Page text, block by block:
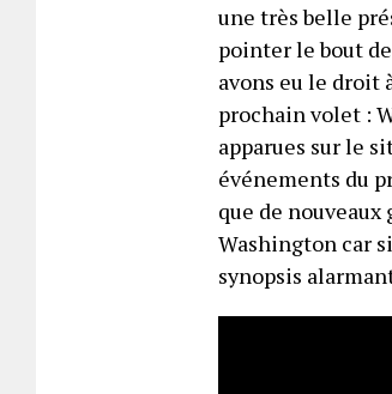
une très belle
pointer le bout
avons eu le droit
prochain volet :
apparues sur le
événements du
que de
Washington car
synopsis